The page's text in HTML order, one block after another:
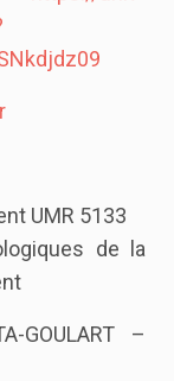
UMR 5133
de la
GOULART –